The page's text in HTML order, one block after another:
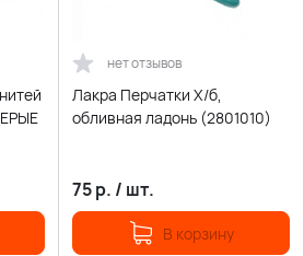
нет отзывов
Лакра Перчатки Х/б,
обливная ладонь (2801010)
75р. / шт.
В корзину